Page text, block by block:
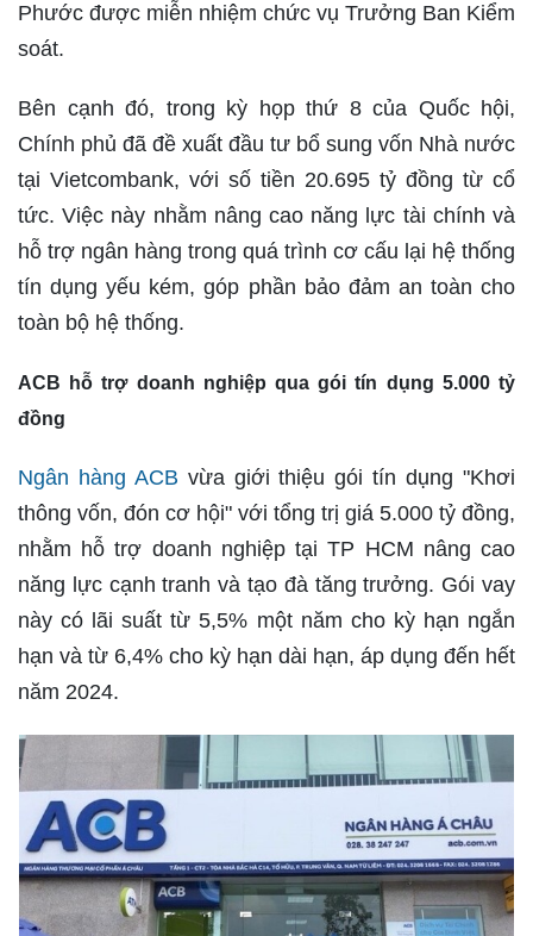
Phước được miễn nhiệm chức vụ Trưởng Ban Kiểm
soát.
Bên cạnh đó, trong kỳ họp thứ 8 của Quốc hội,
Chính phủ đã đề xuất đầu tư bổ sung vốn Nhà nước
tại Vietcombank, với số tiền 20.695 tỷ đồng từ cổ
tức. Việc này nhằm nâng cao năng lực tài chính và
hỗ trợ ngân hàng trong quá trình cơ cấu lại hệ thống
tín dụng yếu kém, góp phần bảo đảm an toàn cho
toàn bộ hệ thống.
ACB hỗ trợ doanh nghiệp qua gói tín dụng 5.000 tỷ
đồng
Ngân hàng ACB vừa giới thiệu gói tín dụng "Khơi
thông vốn, đón cơ hội" với tổng trị giá 5.000 tỷ đồng,
nhằm hỗ trợ doanh nghiệp tại TP HCM nâng cao
năng lực cạnh tranh và tạo đà tăng trưởng. Gói vay
này có lãi suất từ 5,5% một năm cho kỳ hạn ngắn
hạn và từ 6,4% cho kỳ hạn dài hạn, áp dụng đến hết
năm 2024.